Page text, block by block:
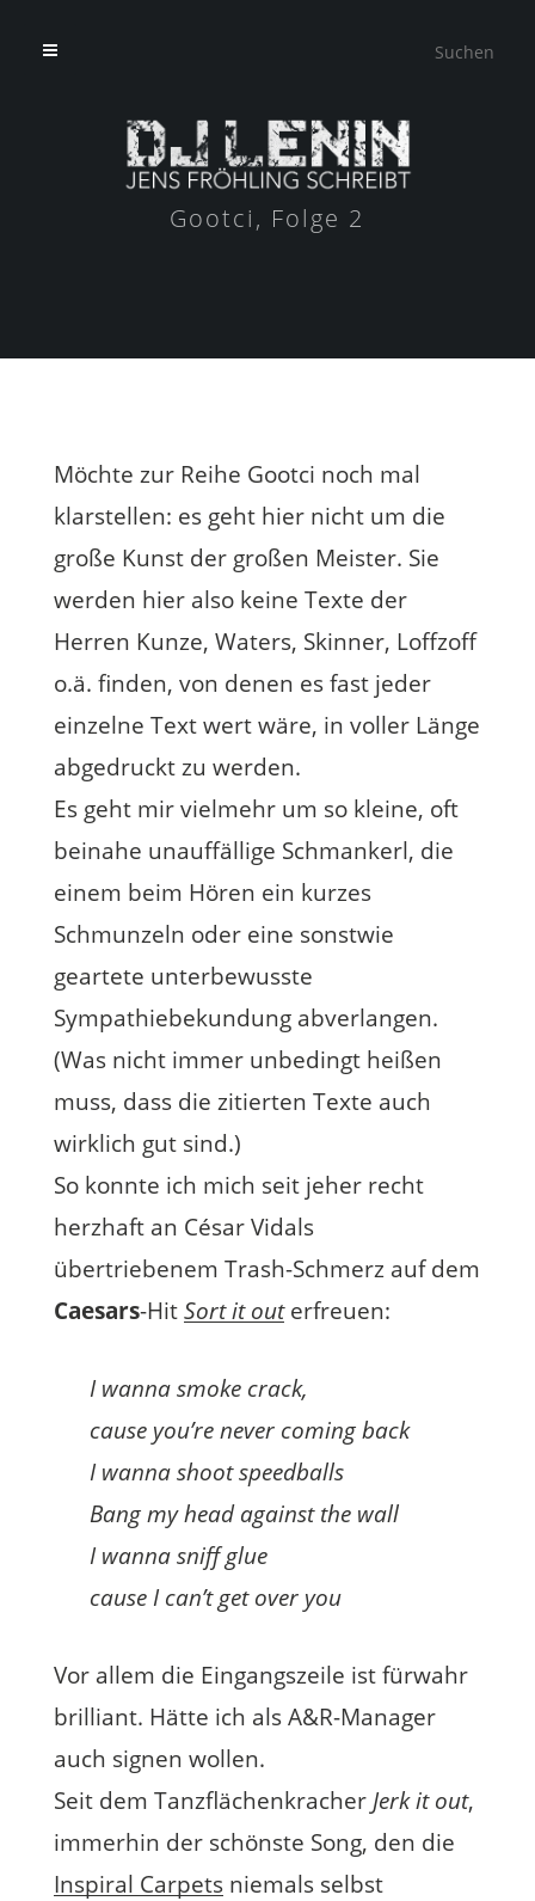
Gootci, Folge 2
Möchte zur Reihe Gootci noch mal
klarstellen: es geht hier nicht um die
große Kunst der großen Meister. Sie
werden hier also keine Texte der
Herren Kunze, Waters, Skinner, Loffzoff
o.ä. finden, von denen es fast jeder
einzelne Text wert wäre, in voller Länge
abgedruckt zu werden.
Es geht mir vielmehr um so kleine, oft
beinahe unauffällige Schmankerl, die
einem beim Hören ein kurzes
Schmunzeln oder eine sonstwie
geartete unterbewusste
Sympathiebekundung abverlangen.
(Was nicht immer unbedingt heißen
muss, dass die zitierten Texte auch
wirklich gut sind.)
So konnte ich mich seit jeher recht
herzhaft an César Vidals
übertriebenem Trash-Schmerz auf dem
Caesars-HitSort it outerfreuen:
I wanna smoke crack,
cause you’re never coming back
I wanna shoot speedballs
Bang my head against the wall
I wanna sniff glue
cause I can’t get over you
Vor allem die Eingangszeile ist fürwahr
brilliant. Hätte ich als A&R-Manager
auch signen wollen.
Seit dem Tanzflächenkracher Jerk it out,
immerhin der schönste Song, den die
Inspiral Carpetsniemals selbst